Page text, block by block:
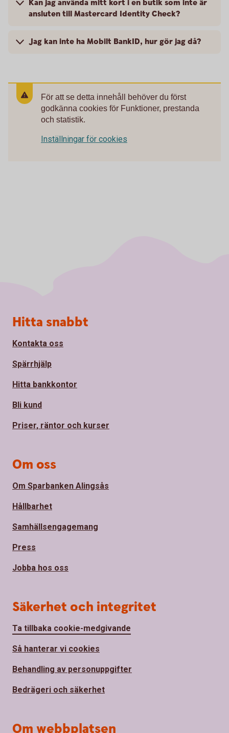
Kan jag använda mitt kort i en butik som inte är
ansluten till Mastercard Identity Check?
Jag kan inte ha Mobilt BankID, hur gör jag då?
För att se detta innehåll behöver du först
godkänna cookies för Funktioner, prestanda
och statistik.
Inställningar för cookies
Sidfot
Hitta snabbt
Kontakta oss
Spärrhjälp
Hitta bankkontor
Bli kund
Priser, räntor och kurser
Om oss
Om Sparbanken Alingsås
Hållbarhet
Samhällsengagemang
Press
Jobba hos oss
Säkerhet och integritet
Ta tillbaka cookie-medgivande
Så hanterar vi cookies
Behandling av personuppgifter
Bedrägeri och säkerhet
Om webbplatsen